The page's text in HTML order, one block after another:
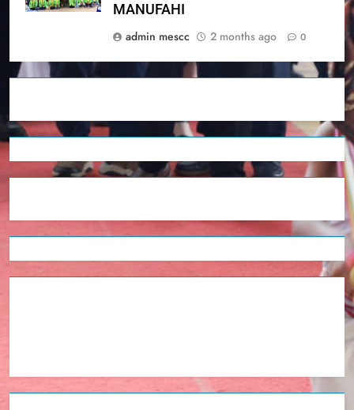
MANUFAHI
admin mescc
2 months ago 0